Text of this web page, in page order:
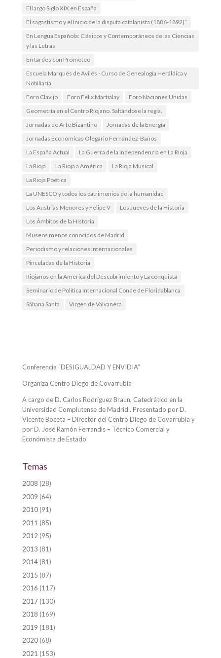
El largo Siglo XIX en España
El sagastismo y el Inicio de la disputa catalanista (1886-1892)”
En Lengua Española: Clásicos y Contemporáneos de las Ciencias
y las Letras
En tardes con Prometeo
Escuela Marqués de Avilés - Curso de Genealogía Heráldica y
Nobiliaria.
Foro Clavijo
Foro Felix Martialay
Foro Naciones Unidas
Geometría en el Centro Riojano. Saltándose la regla.
Jornadas de Arte Bizantino
Jornadas de la Energía
Jornadas Económicas Olegario Fernández-Baños
La España Actual
La Guerra de la Independencia en La Rioja
La Rioja
La Rioja a América
La Rioja Musical
La Rioja Poética
La UNESCO y todos los patrimonios de la humanidad
Los Austrias Menores y Felipe V
Los Jueves de la Historia
Los Ámbitos de la Historia
Museos menos conocidos de Madrid
Periodismo y relaciones internacionales
Pinceladas de la Historia
Riojanos en la América del Descubrimiento y La conquista
Seminario de Política Internacional Conde de Floridablanca
Sábana Santa
Virgen de Valvanera
Conferencia “DESIGUALDAD Y ENVIDIA”
Organiza Centro Diego de Covarrubia
A cargo de D. Carlos Rodríguez Braun, Catedrático en la
Universidad Complutense de Madrid . Presentado por D.
Vicente Boceta – Director del Centro Diego de Covarrubia y
por D. José Ramón Ferrandis – Técnico Comercial y
Económista de Estado
Temas
2008 (28)
2009 (64)
2010(91)
2011 (85)
2012 (95)
2013 (81)
2014(81)
2015 (87)
2016 (117)
2017(130)
2018 (169)
2019 (181)
2020(68)
2021 (153)